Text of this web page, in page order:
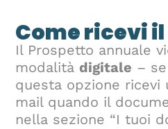
Come ricevi
Il Prospetto annuale
modalità digitale –
questa opzione ricevi
mail quando il
nella sezione “I tuoi